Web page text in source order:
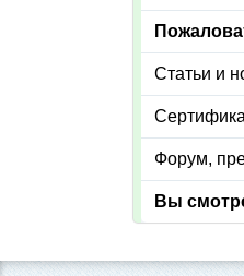
Статьи и
Форум,
Вы